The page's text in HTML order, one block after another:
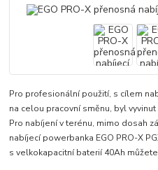
Pro profesionální použití, s cílem
na celou pracovní směnu, byl
Pro nabíjení v terénu, mimo dosah
nabíjecí powerbanka EGO PRO-X
s velkokapacitní baterií 40Ah můžete